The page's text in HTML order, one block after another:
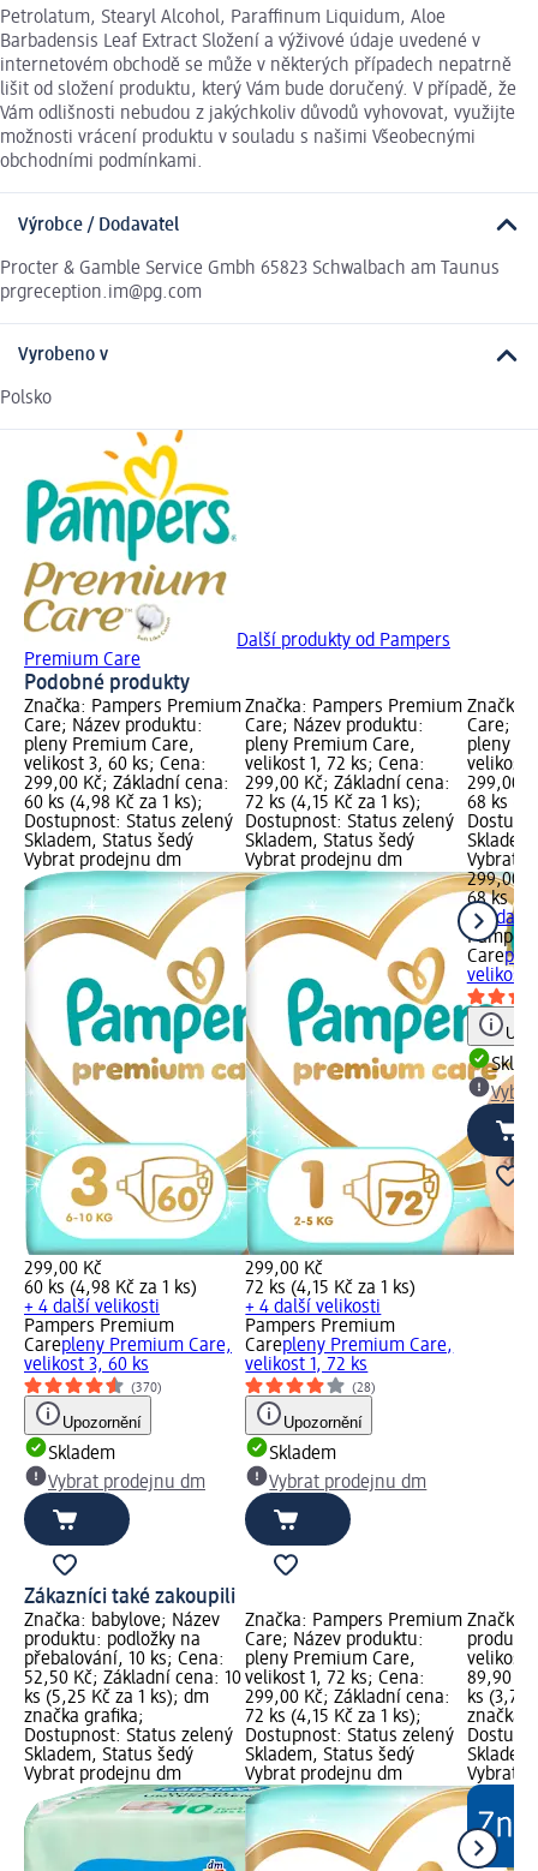
Petrolatum, Stearyl Alcohol, Paraffinum Liquidum, Aloe
Barbadensis Leaf Extract Složení a výživové údaje uvedené v
internetovém obchodě se může v některých případech nepatrně
lišit od složení produktu, který Vám bude doručený. V případě, že
Vám odlišnosti nebudou z jakýchkoliv důvodů vyhovovat, využijte
možnosti vrácení produktu v souladu s našimi Všeobecnými
obchodními podmínkami.
Výrobce / Dodavatel
Procter & Gamble Service Gmbh 65823 Schwalbach am Taunus
prgreception.im@pg.com
Vyrobeno v
Polsko
Další produkty od Pampers
Premium Care
Podobné produkty
Značka: Pampers Premium
Care; Název produktu:
pleny Premium Care,
velikost 3, 60 ks; Cena:
299,00 Kč; Základní cena:
60 ks (4,98 Kč za 1 ks);
Dostupnost: Status zelený
Skladem, Status šedý
Vybrat prodejnu dm
299,00 Kč
60 ks (4,98 Kč za 1 ks)
+ 4 další velikosti
Pampers Premium
Carepleny Premium Care,
velikost 3, 60 ks
(370)
Upozornění
Skladem
Vybrat prodejnu dm
Značka: Pampers Premium
Care; Název produktu:
pleny Premium Care,
velikost 1, 72 ks; Cena:
299,00 Kč; Základní cena:
72 ks (4,15 Kč za 1 ks);
Dostupnost: Status zelený
Skladem, Status šedý
Vybrat prodejnu dm
299,00 Kč
72 ks (4,15 Kč za 1 ks)
+ 4 další velikosti
Pampers Premium
Carepleny Premium Care,
velikost 1, 72 ks
(28)
Upozornění
Skladem
Vybrat prodejnu dm
Značka:
Care;
pleny
velikost
299,00
68 ks
Vybrat
299,00
68 ks
+ 4
Care
velikost
Zákazníci také zakoupili
Značka: babylove; Název
produktu: podložky na
přebalování, 10 ks; Cena:
52,50 Kč; Základní cena: 10
ks (5,25 Kč za 1 ks); dm
značka grafika;
Dostupnost: Status zelený
Skladem, Status šedý
Vybrat prodejnu dm
Značka: Pampers Premium
Care; Název produktu:
pleny Premium Care,
velikost 1, 72 ks; Cena:
299,00 Kč; Základní cena:
72 ks (4,15 Kč za 1 ks);
Dostupnost: Status zelený
Skladem, Status šedý
Vybrat prodejnu dm
Značka:
velikost
89,90
ks (3,75
značka
Vybrat